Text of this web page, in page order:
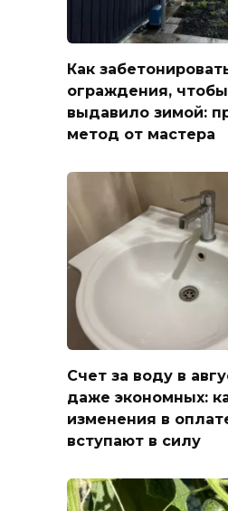
Как
ограждения,
выдавило зимой:
метод от мастера
Счет за воду в
даже экономных:
изменения в
вступают в силу